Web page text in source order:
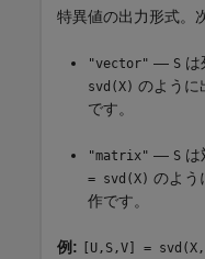
特異値の出力形式。
"vector" — S は
svd(X) のように
です。
"matrix" — S は
= svd(X) のよう
作です。
例: [U,S,V] =